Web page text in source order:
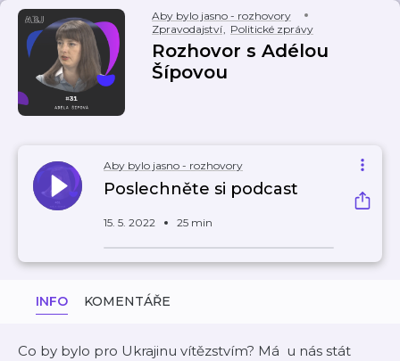
Aby bylo jasno - rozhovory
Zpravodajství, Politické zprávy
Rozhovor s Adélou
Šípovou
Aby bylo jasno - rozhovory
Poslechněte si podcast
15. 5. 2022 25 min
INFO KOMENTÁŘE
Co by bylo pro Ukrajinu vítězstvím? Má u nás stát